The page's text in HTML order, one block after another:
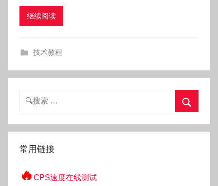
继续阅读
技术教程
搜
索
常用链接
🔥 CPS速度在线测试